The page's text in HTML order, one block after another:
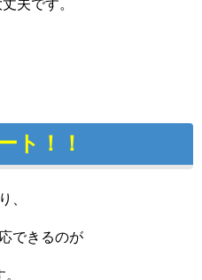
夫です。
ト！！
、
できるのが